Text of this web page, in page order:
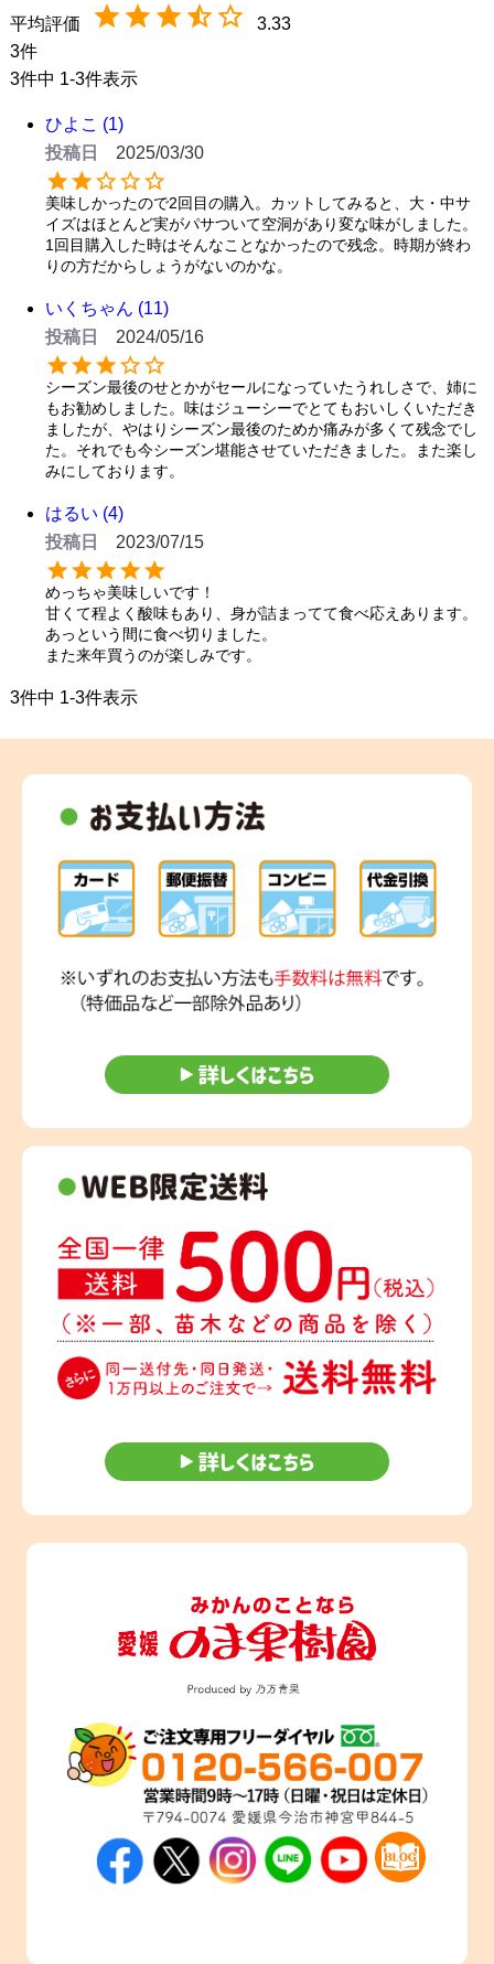
3.33
3
3件中 1-3件表示
ひよこ
1
投稿日
2025/03/30
美味しかったので2回目の購入。カットしてみると、大・中サ
イズはほとんど実がパサついて空洞があり変な味がしました。
1回目購入した時はそんなことなかったので残念。時期が終わ
りの方だからしょうがないのかな。
いくちゃん 11
投稿日
2024/05/16
シーズン最後のせとかがセールになっていたうれしさで、姉に
もお勧めしました。味はジューシーでとてもおいしくいただき
ましたが、やはりシーズン最後のためか痛みが多くて残念でし
た。それでも今シーズン堪能させていただきました。また楽し
みにしております。
はるい 4
投稿日
2023/07/15
めっちゃ美味しいです！
甘くて程よく酸味もあり、身が詰まってて食べ応えあります。
あっという間に食べ切りました。
また来年買うのが楽しみです。
3件中 1-3件表示